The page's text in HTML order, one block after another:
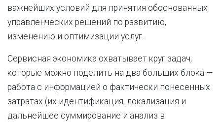
важнейших условий для принятия обоснованных
управленческих решений по развитию,
изменению и оптимизации услуг.
Сервисная экономика охватывает круг задач,
которые можно поделить на два больших блока —
работа с информацией о фактически понесенных
затратах (их идентификация, локализация и
дальнейшее суммирование и анализ в